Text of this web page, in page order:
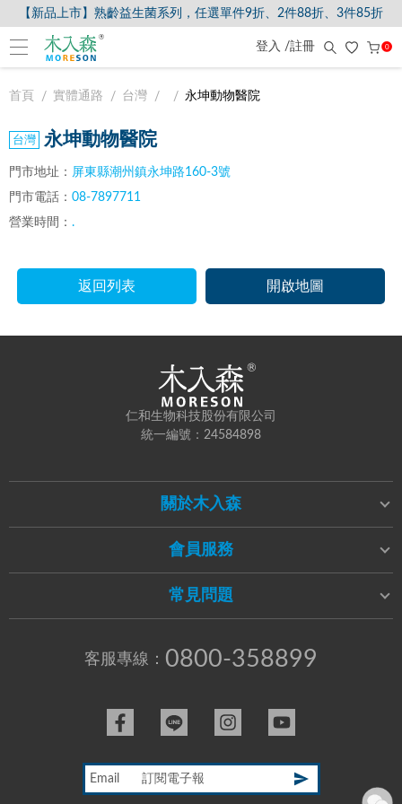
【新品上市】熟齡益生菌系列，任選單件9折、2件88折、3件85折
登入 /註冊 0
首頁 實體通路 台灣 永坤動物醫院
永坤動物醫院
門市地址： 屏東縣潮州鎮永坤路160-3號
門市電話： 08-7897711
營業時間： .
返回列表 開啟地圖
仁和生物科技股份有限公司
統一編號：24584898
關於木入森
會員服務
常見問題
客服專線： 0800-358899
Email